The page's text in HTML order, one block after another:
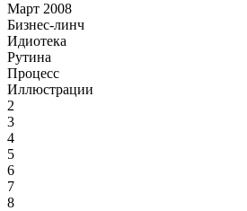
Март 2008
Бизнес-линч
Идиотека
Рутина
Процесс
Иллюстрации
2
3
4
5
6
7
8